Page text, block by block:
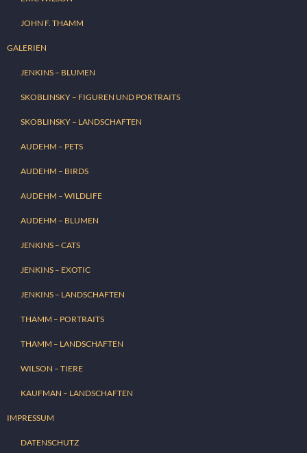
JOHN F. THAMM
GALERIEN
JENKINS – BLUMEN
SKOBLINSKY – FIGUREN UND PORTRAITS
SKOBLINSKY – LANDSCHAFTEN
AUDEHM – PETS
AUDEHM – BIRDS
AUDEHM – WILDLIFE
AUDEHM – BLUMEN
JENKINS – CATS
JENKINS – EXOTIC
JENKINS – LANDSCHAFTEN
THAMM – PORTRAITS
THAMM – LANDSCHAFTEN
WILSON – TIERE
KAUFMAN – LANDSCHAFTEN
IMPRESSUM
DATENSCHUTZ